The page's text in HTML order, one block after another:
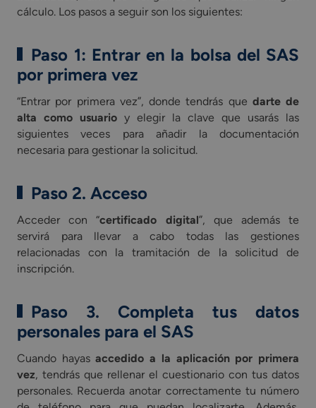
cálculo. Los pasos a seguir son los siguientes:
Paso 1: Entrar en la bolsa del SAS
por primera vez
“Entrar por primera vez”, donde tendrás que darte de
alta como usuario y elegir la clave que usarás las
siguientes veces para añadir la documentación
necesaria para gestionar la solicitud.
Paso 2. Acceso
Acceder con “certificado digital”, que además te
servirá para llevar a cabo todas las gestiones
relacionadas con la tramitación de la solicitud de
inscripción.
Paso 3. Completa tus datos
personales para el SAS
Cuando hayasaccedido a la aplicación por primera
vez, tendrás que rellenar el cuestionario con tus datos
personales. Recuerda anotar correctamente tu número